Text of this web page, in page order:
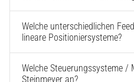
Welche unterschiedlichen
lineare Positioniersysteme?
Welche Steuerungssysteme /
Steinmeyer an?